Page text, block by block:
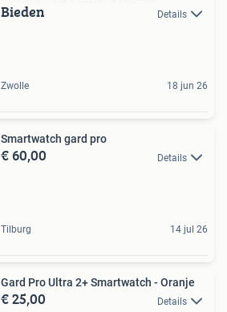
Bieden Details
Zwolle 18 jun 26
Smartwatch gard pro
€ 60,00 Details
Tilburg 14 jul 26
Gard Pro Ultra 2+ Smartwatch - Oranje
€ 25,00 Details